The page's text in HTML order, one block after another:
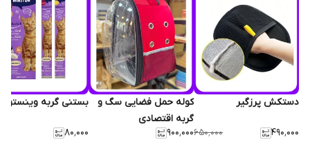
دستکش پرزگیر
۴۹۰٬۰۰۰ ۶۵۰٬۰۰۰
کوله حمل فضایی سگ و
گربه اقتصادی
۹۰۰٬۰۰۰
بستنی گربه وینستون
۸۰٬۰۰۰